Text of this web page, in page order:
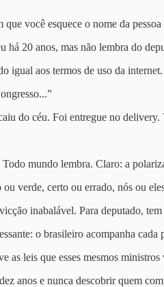
você esquece o nome da
há 20 anos, mas não lembra do
igual aos termos de uso da
do céu. Foi entregue no
mundo lembra. Claro: a
verde, certo ou errado, nós ou
inabalável. Para deputado,
o brasileiro acompanha
as leis que esses mesmos
anos e nunca descobrir quem